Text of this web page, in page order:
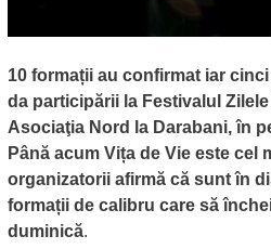
10 formații au confirmat iar
da participării la Festivalul
Asociaţia Nord la Darabani, în
Până acum Vița de Vie este cel
organizatorii afirmă că sunt în
formații de calibru care să
duminică.